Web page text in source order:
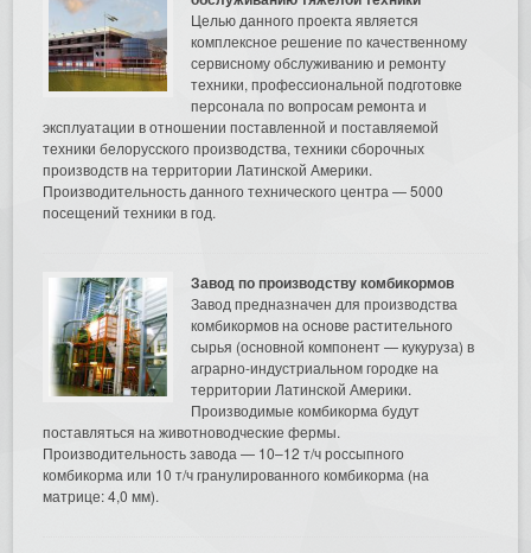
Целью данного проекта является
комплексное решение по качественному
сервисному обслуживанию и ремонту
техники, профессиональной подготовке
персонала по вопросам ремонта и
эксплуатации в отношении поставленной и поставляемой
техники белорусского производства, техники сборочных
производств на территории Латинской Америки.
Производительность данного технического центра — 5000
посещений техники в год.
Завод по производству комбикормов
Завод предназначен для производства
комбикормов на основе растительного
сырья (основной компонент — кукуруза) в
аграрно-индустриальном городке на
территории Латинской Америки.
Производимые комбикорма будут
поставляться на животноводческие фермы.
Производительность завода — 10–12 т/ч россыпного
комбикорма или 10 т/ч гранулированного комбикорма (на
матрице: 4,0 мм).